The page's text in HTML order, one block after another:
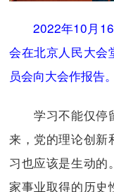
2022年10月16
会在北京人民大会
员会向大会作报告
学习不能仅停
来，党的理论创新
习也应该是生动的
家事业取得的历史